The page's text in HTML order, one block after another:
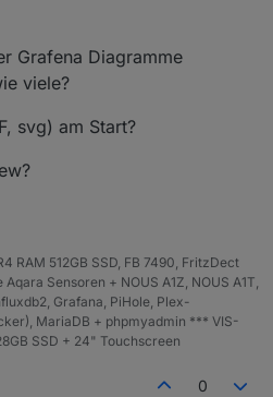
Grafena Diagramme
viele?
svg) am Start?
RAM 512GB SSD, FB 7490, FritzDect
Sensoren + NOUS A1Z, NOUS A1T,
Grafana, PiHole, Plex-
MariaDB + phpmyadmin *** VIS-
SSD + 24" Touchscreen
0